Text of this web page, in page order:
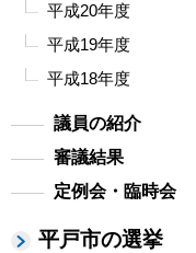
平成20年度
平成19年度
平成18年度
議員の紹介
審議結果
定例会・臨時会
平戸市の選挙